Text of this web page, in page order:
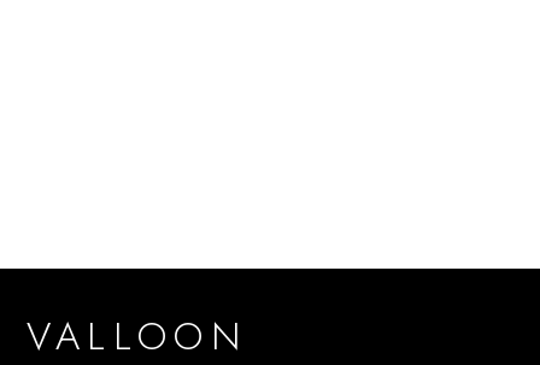
VALLOON